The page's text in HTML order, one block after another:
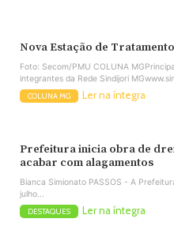
Nova Estação de
Foto: Secom/PMU COLUNA
integrantes da Rede Sindijori
COLUNA MG Ler na íntegra
Prefeitura inicia obra de
acabar com alagamentos
Bianca Simionato PASSOS - A
julho...
DESTAQUES Ler na íntegra